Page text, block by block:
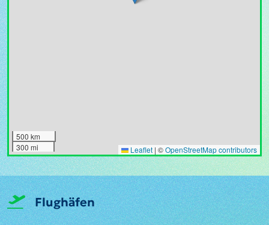
500 km
300 mi
Leaflet | ©OpenStreetMap contributors
Flughäfen